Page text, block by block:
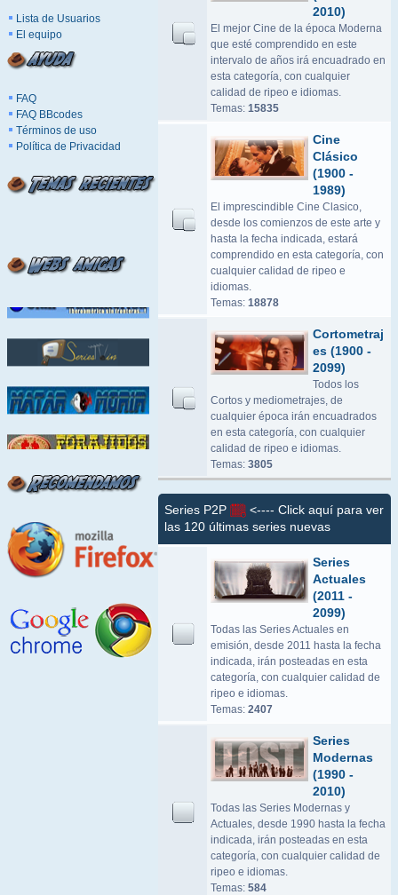
Lista de Usuarios
El equipo
FAQ
FAQ BBcodes
Términos de uso
Política de Privacidad
2010)
El mejor Cine de la época Moderna
que esté comprendido en este
intervalo de años irá encuadrado en
esta categoría, con cualquier
calidad de ripeo e idiomas.
Temas: 15835
Cine
Clásico
(1900 -
1989)
El imprescindible Cine Clasico,
desde los comienzos de este arte y
hasta la fecha indicada, estará
comprendido en esta categoría, con
cualquier calidad de ripeo e
idiomas.
Temas: 18878
Cortometraj
es (1900 -
2099)
Todos los
Cortos y mediometrajes, de
cualquier época irán encuadrados
en esta categoría, con cualquier
calidad de ripeo e idiomas.
Temas: 3805
Series P2P
<---- Click aquí para ver
las 120 últimas series nuevas
Series
Actuales
(2011 -
2099)
Todas las Series Actuales en
emisión, desde 2011 hasta la fecha
indicada, irán posteadas en esta
categoría, con cualquier calidad de
ripeo e idiomas.
Temas: 2407
Series
Modernas
(1990 -
2010)
Todas las Series Modernas y
Actuales, desde 1990 hasta la fecha
indicada, irán posteadas en esta
categoría, con cualquier calidad de
ripeo e idiomas.
Temas: 584